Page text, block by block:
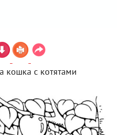
кошка с котятами